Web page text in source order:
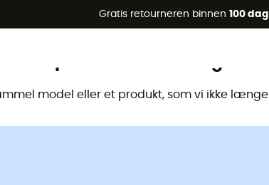
Gratis retourneren binnen 100
Zomeraanbiedingen 🔥 -5% EXTRA vanaf 2
model eller et produkt, som vi ikke